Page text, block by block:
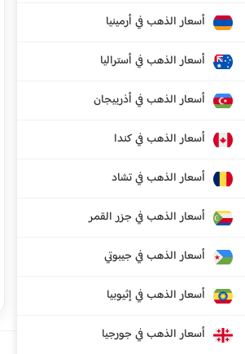
أسعار الذهب في أرمينيا
أسعار الذهب في أستراليا
أسعار الذهب في أذربيجان
أسعار الذهب في كندا
أسعار الذهب في تشاد
أسعار الذهب في جزر القمر
أسعار الذهب في جيبوتي
أسعار الذهب في إثيوبيا
أسعار الذهب في جورجيا